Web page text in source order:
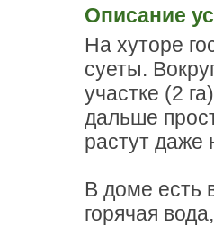
Описание
На хуторе
суеты.
участке (2
дальше
растут
В доме есть
горячая